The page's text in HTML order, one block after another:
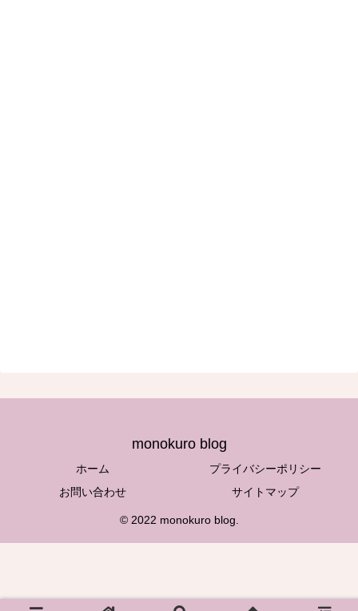
monokuro blog
ホーム
プライバシーポリシー
お問い合わせ
サイトマップ
© 2022 monokuro blog.